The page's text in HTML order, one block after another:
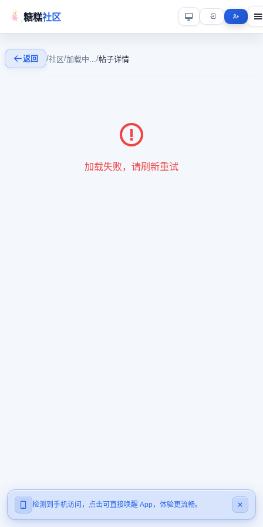
糖糕社区
检测到手机访问，点击可直接唤醒 App，体验更流畅。
返回 /社区/加载中.../帖子详情
加载失败，请刷新重试